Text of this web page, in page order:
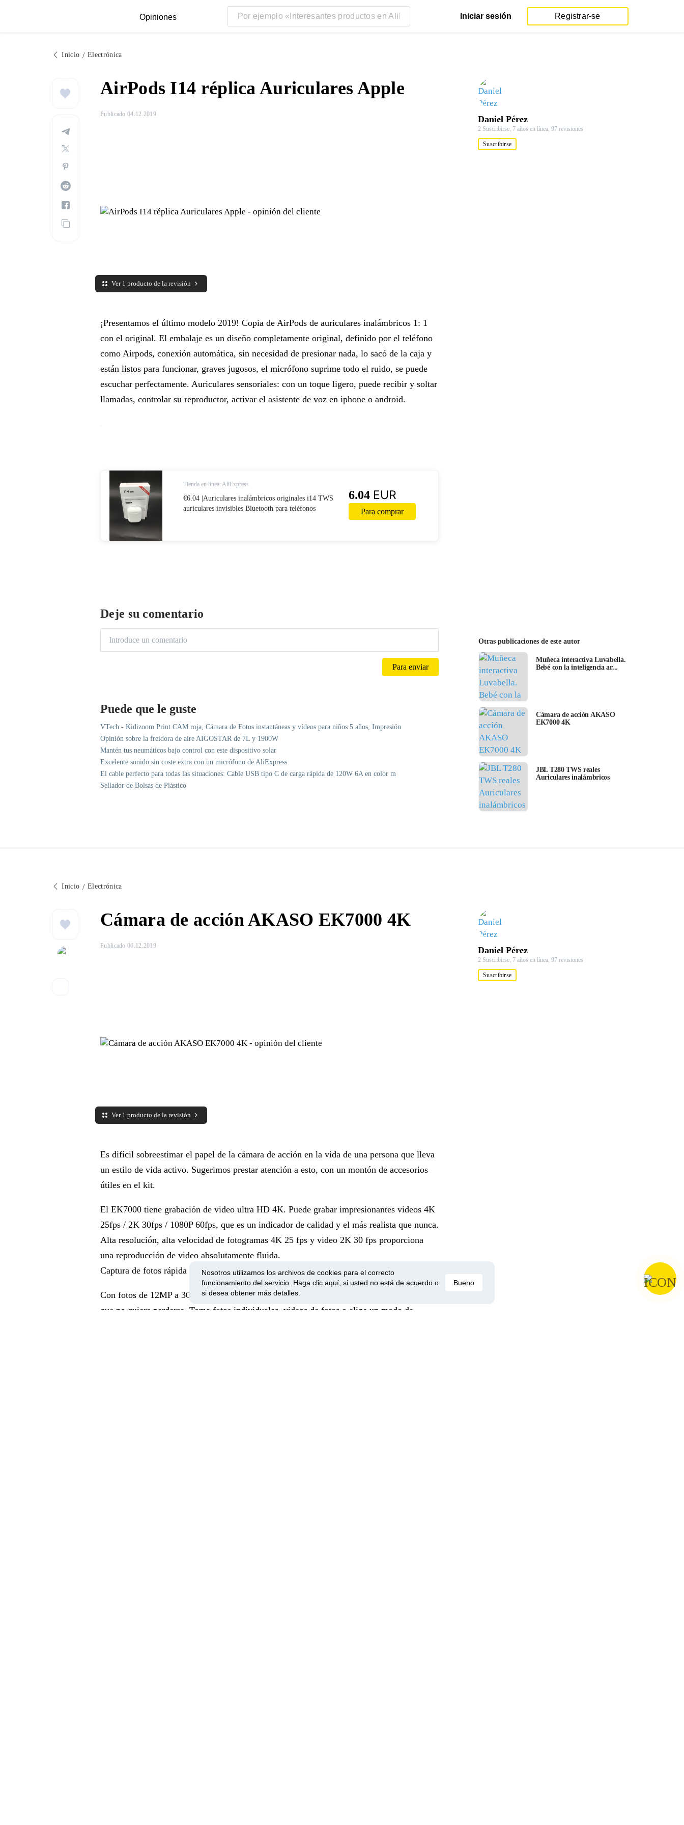
Opiniones Iniciar sesión Registrar-se
Inicio Electrónica
AirPods I14 réplica Auriculares Apple
Publicado 04.12.2019
Ver 1 producto de la revisión
¡Presentamos el último modelo 2019! Copia de AirPods de auriculares inalámbricos 1: 1
con el original. El embalaje es un diseño completamente original, definido por el teléfono
como Airpods, conexión automática, sin necesidad de presionar nada, lo sacó de la caja y
están listos para funcionar, graves jugosos, el micrófono suprime todo el ruido, se puede
escuchar perfectamente. Auriculares sensoriales: con un toque ligero, puede recibir y soltar
llamadas, controlar su reproductor, activar el asistente de voz en iphone o android.
Tienda en linea: AliExpress
€6.04 |Auriculares inalámbricos originales i14 TWS
auriculares invisibles Bluetooth para teléfonos
6.04 EUR
Para comprar
Daniel Pérez
2 Suscribirse, 7 años en línea, 97 revisiones
Suscribirse
Deje su comentario
Puede que le guste
VTech - Kidizoom Print CAM roja, Cámara de Fotos instantáneas y vídeos para niños 5 años, Impresión
Opinión sobre la freidora de aire AIGOSTAR de 7L y 1900W
Mantén tus neumáticos bajo control con este dispositivo solar
Excelente sonido sin coste extra con un micrófono de AliExpress
El cable perfecto para todas las situaciones: Cable USB tipo C de carga rápida de 120W 6A en color m
Sellador de Bolsas de Plástico
Otras publicaciones de este autor
Muñeca interactiva Luvabella.
Bebé con la inteligencia ar...
Cámara de acción AKASO
EK7000 4K
JBL T280 TWS reales
Auriculares inalámbricos
Inicio Electrónica
Cámara de acción AKASO EK7000 4K
Publicado 06.12.2019
Ver 1 producto de la revisión
Es difícil sobreestimar el papel de la cámara de acción en la vida de una persona que lleva
un estilo de vida activo. Sugerimos prestar atención a esto, con un montón de accesorios
útiles en el kit.
El EK7000 tiene grabación de video ultra HD 4K. Puede grabar impresionantes videos 4K
25fps / 2K 30fps / 1080P 60fps, que es un indicador de calidad y el más realista que nunca.
Alta resolución, alta velocidad de fotogramas 4K 25 fps y video 2K 30 fps proporciona
una reproducción de video absolutamente fluida.
Captura de fotos rápida y potente
Con fotos de 12MP a 30 cuadros por segundo, la EK7000 le ayuda a capturar momentos
que no quiere perderse. Toma fotos individuales, videos de fotos o elige un modo de
Daniel Pérez
2 Suscribirse, 7 años en línea, 97 revisiones
Suscribirse
Nosotros utilizamos los archivos de cookies para el correcto
funcionamiento del servicio. Haga clic aquí , si usted no está de acuerdo o
si desea obtener más detalles.
Bueno